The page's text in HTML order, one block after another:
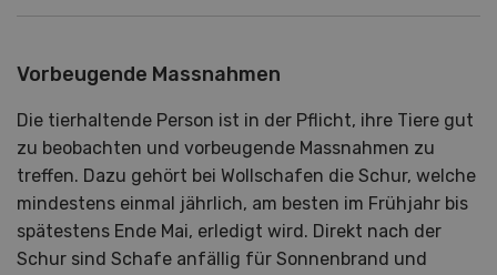
Vorbeugende Massnahmen
Die tierhaltende Person ist in der Pflicht, ihre Tiere gut
zu beobachten und vorbeugende Massnahmen zu
treffen. Dazu gehört bei Wollschafen die Schur, welche
mindestens einmal jährlich, am besten im Frühjahr bis
spätestens Ende Mai, erledigt wird. Direkt nach der
Schur sind Schafe anfällig für Sonnenbrand und